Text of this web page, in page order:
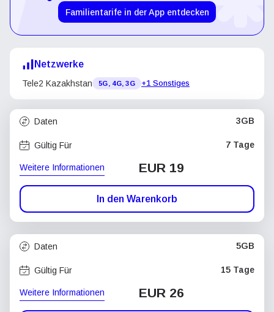
Familientarife in der App entdecken
Netzwerke
Tele2 Kazakhstan 5G, 4G, 3G +1 Sonstiges
Daten 3GB
Gültig Für 7 Tage
Weitere Informationen EUR 19
In den Warenkorb
Daten 5GB
Gültig Für 15 Tage
Weitere Informationen EUR 26